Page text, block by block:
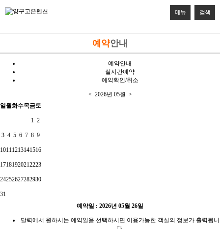
메뉴 검색
예약안내
예약안내
실시간예약
예약확인/취소
< 2026년 05월 >
일월화수목금토
1 2
3 4 5 6 7 8 9
10111213141516
17181920212223
24252627282930
31
예약일 : 2026년 05월 26일
달력에서 원하시는 예약일을 선택하시면 이용가능한 객실의 정보가 출력됩니